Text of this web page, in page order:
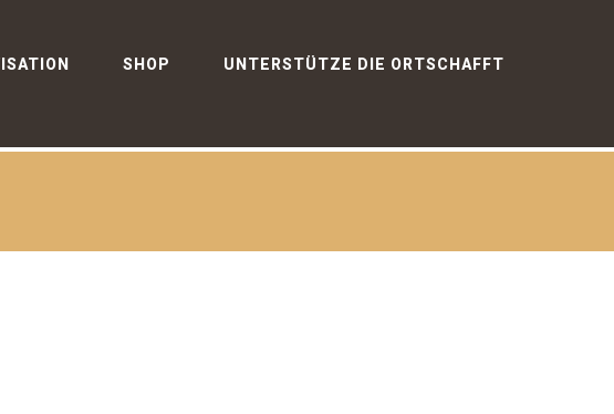
SHOP
UNTERSTÜTZE DIE ORTSCHAFFT